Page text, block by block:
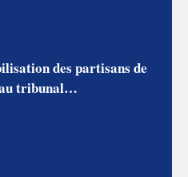
des partisans de
tribunal…